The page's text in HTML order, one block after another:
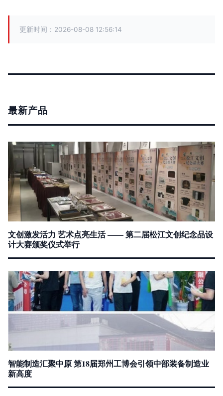
更新时间：2026-08-08 12:56:14
最新产品
文创激发活力 艺术点亮生活 —— 第二届松江文创纪念品设
计大赛颁奖仪式举行
智能制造汇聚中原 第18届郑州工博会引领中部装备制造业
新高度